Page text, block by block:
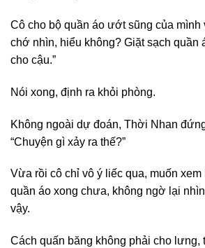
Cô cho bộ quần áo ướt sũng của mình
chớ nhìn, hiểu không? Giặt sạch quần
cho cậu.”
Nói xong, định ra khỏi phòng.
Không ngoài dự đoán, Thời Nhan
“Chuyện gì xảy ra thế?”
Vừa rồi cô chỉ vô ý liếc qua, muốn
quần áo xong chưa, không ngờ lại
vậy.
Cách quấn băng không phải cho